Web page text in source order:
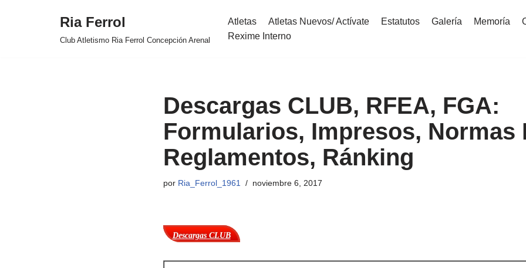
Ria Ferrol
Club Atletismo Ria Ferrol Concepción Arenal
Atletas Atletas Nuevos/ Actívate Estatutos Galería Memoría
Rexime Interno
Descargas CLUB, RFEA, FGA:
Formularios, Impresos, Normas
Reglamentos, Ránking
por Ria_Ferrol_1961 noviembre 6, 2017
Descargas CLUB